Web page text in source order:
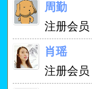
周勤
注册会员
肖瑶
注册会员